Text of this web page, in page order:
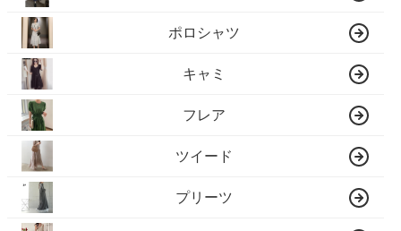
ポロシャツ
キャミ
フレア
ツイード
プリーツ